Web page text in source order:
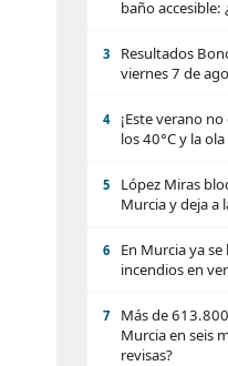
baño accesible:
3
Resultados
viernes 7 de
4
¡Este verano
los 40°C y la
5
López Miras
Murcia y deja a
6
En Murcia ya
incendios en
7
Más de
Murcia en seis
revisas?